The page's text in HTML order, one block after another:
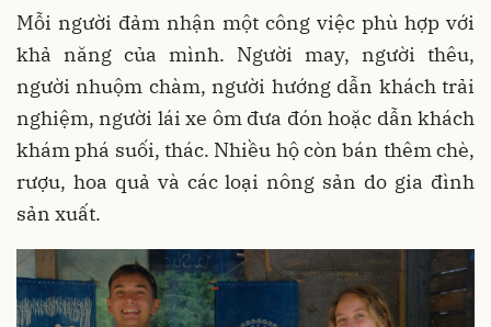
Mỗi người đảm nhận một công việc phù hợp với
khả năng của mình. Người may, người thêu,
người nhuộm chàm, người hướng dẫn khách trải
nghiệm, người lái xe ôm đưa đón hoặc dẫn khách
khám phá suối, thác. Nhiều hộ còn bán thêm chè,
rượu, hoa quả và các loại nông sản do gia đình
sản xuất.